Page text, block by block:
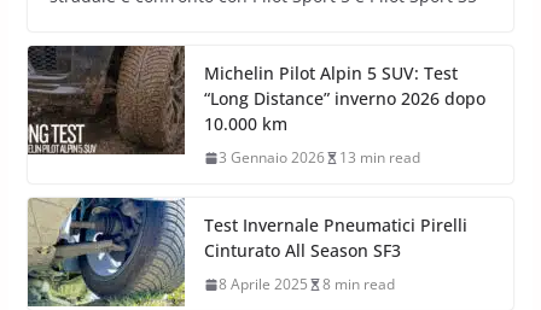
Michelin Pilot Alpin 5 SUV: Test
“Long Distance” inverno 2026 dopo
10.000 km
3 Gennaio 2026 13 min read
Test Invernale Pneumatici Pirelli
Cinturato All Season SF3
8 Aprile 2025 8 min read